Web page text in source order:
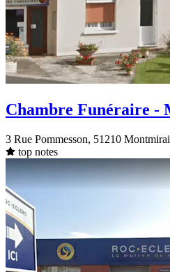
Chambre Funéraire -
3 Rue Pommesson, 51210
top notes